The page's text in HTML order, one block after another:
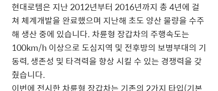
현대로템은 지난 2012년부터 2016년까지 총 4년에 걸
쳐 체계개발을 완료했으며 지난해 초도 양산 물량을 수주
해 생산 중에 있습니다. 차륜형 장갑차의 주행속도는
100km/h 이상으로 도심지역 및 전후방의 보병부대의 기
동력, 생존성 및 타격력을 향상 시킬 수 있는 경쟁력을 갖
췄습니다.
이번에 전시한 차륜형 장갑차는 기존의 2가지 타입(기본